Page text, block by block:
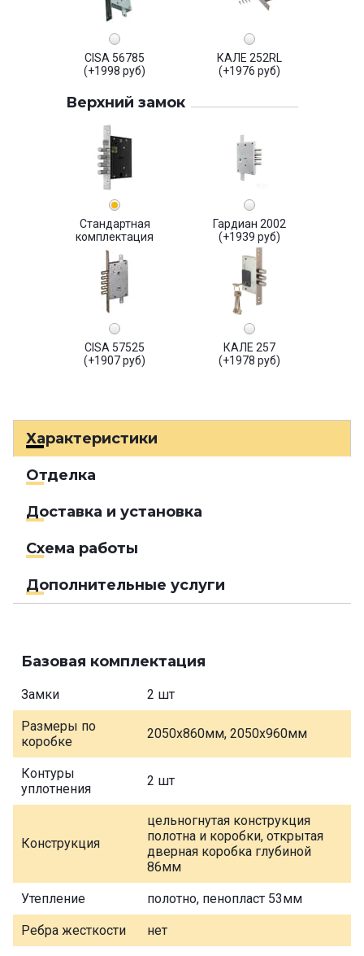
CISA 56785
(+1998 руб)
КАЛЕ 252RL
(+1976 руб)
Верхний замок
Стандартная
комплектация
Гардиан 2002
(+1939 руб)
CISA 57525
(+1907 руб)
КАЛЕ 257
(+1978 руб)
Характеристики
Отделка
Доставка и установка
Схема работы
Дополнительные услуги
Базовая комплектация
Замки 2 шт
Размеры по
коробке
2050х860мм, 2050х960мм
Контуры
уплотнения
2 шт
Конструкция
цельногнутая конструкция
полотна и коробки, открытая
дверная коробка глубиной
86мм
Утепление полотно, пенопласт 53мм
Ребра жесткости нет